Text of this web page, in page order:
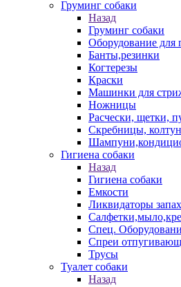
Груминг собаки
Назад
Груминг собаки
Оборудование для
Банты,резинки
Когтерезы
Краски
Машинки для
Ножницы
Расчески, щетки,
Скребницы,
Гигиена собаки
Назад
Гигиена собаки
Емкости
Ликвидаторы
Спец.
Спреи
Трусы
Туалет собаки
Назад